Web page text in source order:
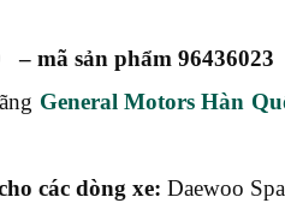
mã sản phẩm 96436023
General Motors Hàn
các dòng xe: Daewoo